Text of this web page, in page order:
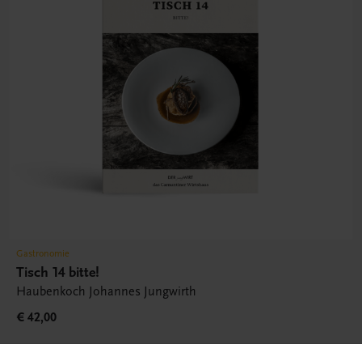
Gastronomie
Tisch 14 bitte!
Haubenkoch Johannes Jungwirth
€ 42,00